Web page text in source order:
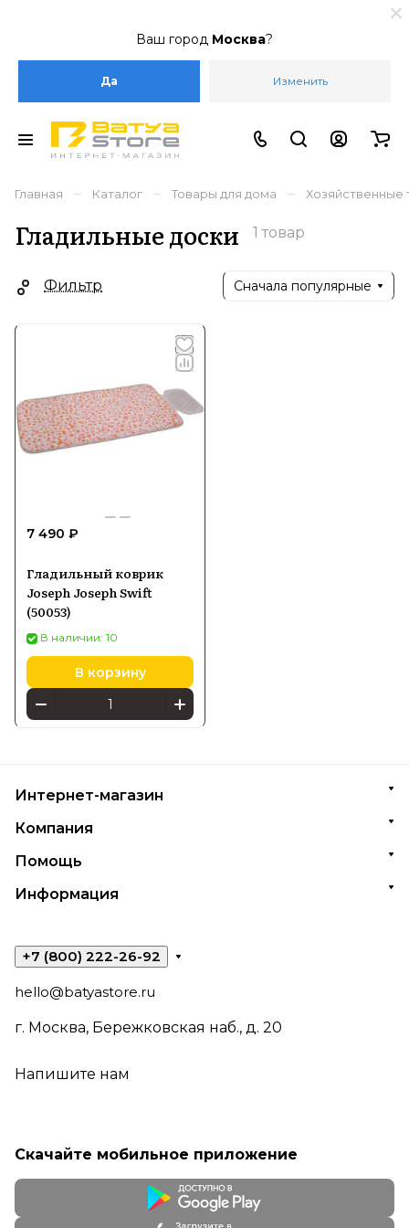
Ваш город Москва?
Да Изменить
Главная – Каталог – Товары для дома – Хозяйственные
Гладильные доски 1 товар
Фильтр Сначала популярные
7 490 ₽
Гладильный коврик
Joseph Joseph Swift
(50053)
В наличии: 10
В корзину
Интернет-магазин
Компания
Помощь
Информация
+7 (800) 222-26-92
hello@batyastore.ru
г. Москва, Бережковская наб., д. 20
Напишите нам
Скачайте мобильное приложение